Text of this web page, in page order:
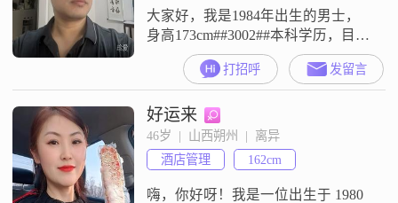
大家好，我是1984年出生的男士，
身高173cm##3002##本科学历，目前
定居在山西朔州，月收入在50000元
以上##3002##我的性格稳重可靠，
平时也比较幽默风趣，做事自信果
断，随和易相处##3002##在生活
中，我追求事业上的成功，同时也
非常注重健康养生##3002##我一直
把家庭看得比较重，闲暇时也喜欢
去美
打招呼 发留言
好运来
46岁  |  山西朔州  |  离异
酒店管理
162cm
嗨，你好呀！我是一位出生于 1980